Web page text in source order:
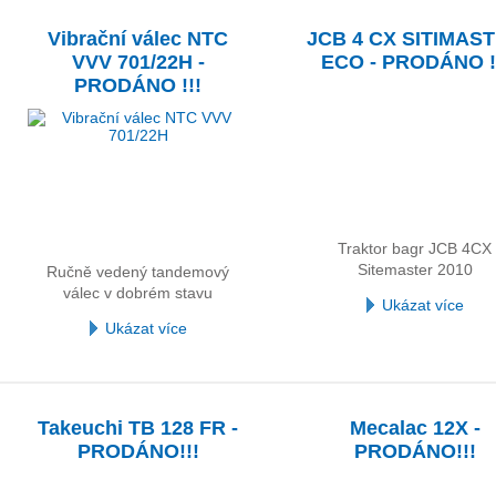
Vibrační válec NTC
VVV 701/22H -
PRODÁNO !!!
Ručně vedený tandemový
válec v dobrém stavu
Ukázat více
JCB 4 CX
ECO - PRODÁNO
Traktor bagr JCB 4CX
Sitemaster 2010
Ukázat více
Takeuchi TB 128 FR -
PRODÁNO!!!
Mecalac 12X -
PRODÁNO!!!